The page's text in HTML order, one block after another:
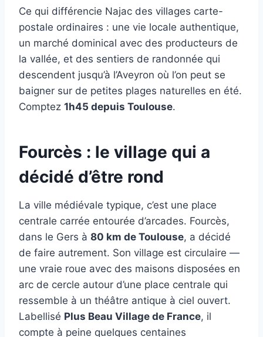
Ce qui différencie Najac des villages carte-
postale ordinaires : une vie locale authentique,
un marché dominical avec des producteurs de
la vallée, et des sentiers de randonnée qui
descendent jusqu’à l’Aveyron où l’on peut se
baigner sur de petites plages naturelles en été.
Comptez 1h45 depuis Toulouse.
Fourcès : le village qui a
décidé d’être rond
La ville médiévale typique, c’est une place
centrale carrée entourée d’arcades. Fourcès,
dans le Gers à 80 km de Toulouse, a décidé
de faire autrement. Son village est circulaire —
une vraie roue avec des maisons disposées en
arc de cercle autour d’une place centrale qui
ressemble à un théâtre antique à ciel ouvert.
Labellisé Plus Beau Village de France, il
compte à peine quelques centaines